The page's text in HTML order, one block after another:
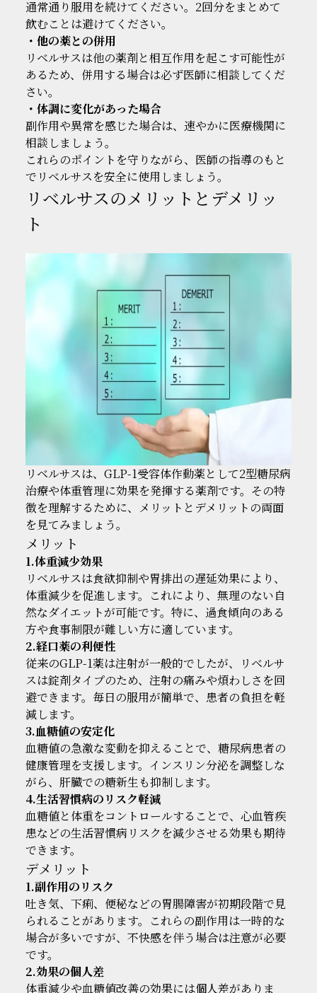
通常通り服用を続けてください。2回分をまとめて
飲むことは避けてください。
・他の薬との併用
リベルサスは他の薬剤と相互作用を起こす可能性が
あるため、併用する場合は必ず医師に相談してくだ
さい。
・体調に変化があった場合
副作用や異常を感じた場合は、速やかに医療機関に
相談しましょう。
これらのポイントを守りながら、医師の指導のもと
でリベルサスを安全に使用しましょう。
リベルサスのメリットとデメリッ
ト
リベルサスは、GLP-1受容体作動薬として2型糖尿病
治療や体重管理に効果を発揮する薬剤です。その特
徴を理解するために、メリットとデメリットの両面
を見てみましょう。
メリット
1.体重減少効果
リベルサスは食欲抑制や胃排出の遅延効果により、
体重減少を促進します。これにより、無理のない自
然なダイエットが可能です。特に、過食傾向のある
方や食事制限が難しい方に適しています。
2.経口薬の利便性
従来のGLP-1薬は注射が一般的でしたが、リベルサ
スは錠剤タイプのため、注射の痛みや煩わしさを回
避できます。毎日の服用が簡単で、患者の負担を軽
減します。
3.血糖値の安定化
血糖値の急激な変動を抑えることで、糖尿病患者の
健康管理を支援します。インスリン分泌を調整しな
がら、肝臓での糖新生も抑制します。
4.生活習慣病のリスク軽減
血糖値と体重をコントロールすることで、心血管疾
患などの生活習慣病リスクを減少させる効果も期待
できます。
デメリット
1.副作用のリスク
吐き気、下痢、便秘などの胃腸障害が初期段階で見
られることがあります。これらの副作用は一時的な
場合が多いですが、不快感を伴う場合は注意が必要
です。
2.効果の個人差
体重減少や血糖値改善の効果には個人差がありま